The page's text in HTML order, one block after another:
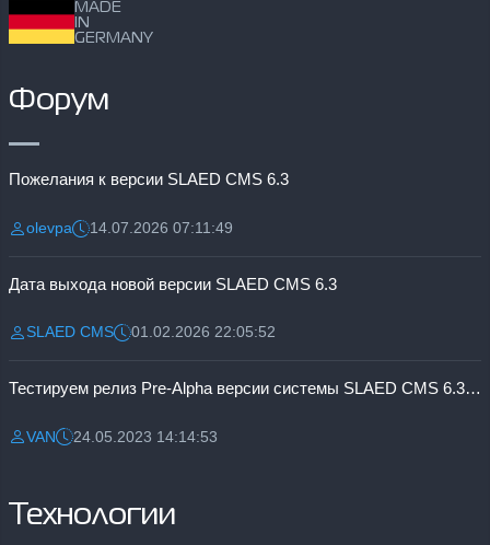
MADE
IN
GERMANY
Форум
Пожелания к версии SLAED CMS 6.3
Разместил:
olevpaДата:14.07.2026 07:11:49
Дата выхода новой версии SLAED CMS 6.3
Разместил:
SLAED CMSДата:01.02.2026 22:05:52
Тестируем релиз Pre-Alpha версии системы SLAED CMS 6.3 Pro
Разместил:
VANДата:24.05.2023 14:14:53
Технологии